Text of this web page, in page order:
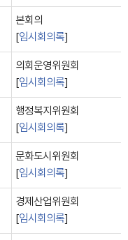
본회의
[임시회의록]
의회운영위원회
[임시회의록]
행정복지위원회
[임시회의록]
문화도시위원회
[임시회의록]
경제산업위원회
[임시회의록]